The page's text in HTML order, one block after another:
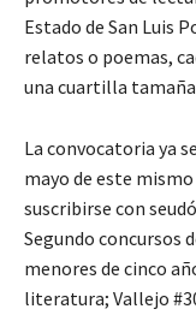
Estado de San Luis
relatos o poemas,
una cuartilla
La convocatoria ya
mayo de este
suscribirse con
Segundo concursos
menores de cinco
literatura; Vallejo